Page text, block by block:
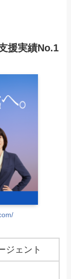
援実績No.1
ジェント